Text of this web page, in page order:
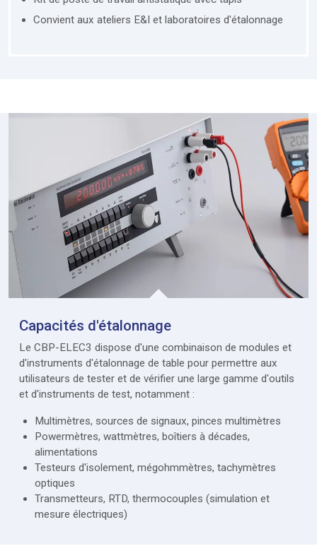
Convient aux ateliers E&I et laboratoires d'étalonnage
Capacités d'étalonnage
Le CBP-ELEC3 dispose d'une combinaison de modules et
d'instruments d'étalonnage de table pour permettre aux
utilisateurs de tester et de vérifier une large gamme d'outils
et d'instruments de test, notamment :
Multimètres, sources de signaux, pinces multimètres
Powermètres, wattmètres, boîtiers à décades,
alimentations
Testeurs d'isolement, mégohmmètres, tachymètres
optiques
Transmetteurs, RTD, thermocouples (simulation et
mesure électriques)